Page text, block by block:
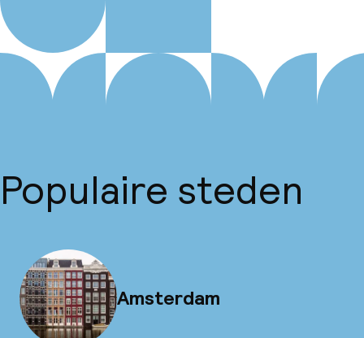
Populaire steden
Amsterdam